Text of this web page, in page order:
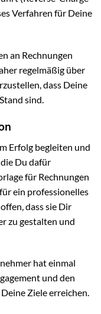
Verfahren für Deine
an Rechnungen
regelmäßig über
dass Deine
sind.
Erfolg begleiten und
Du dafür
für Rechnungen
ein professionelles
dass sie Dir
zu gestalten und
hat einmal
und den
Ziele erreichen.